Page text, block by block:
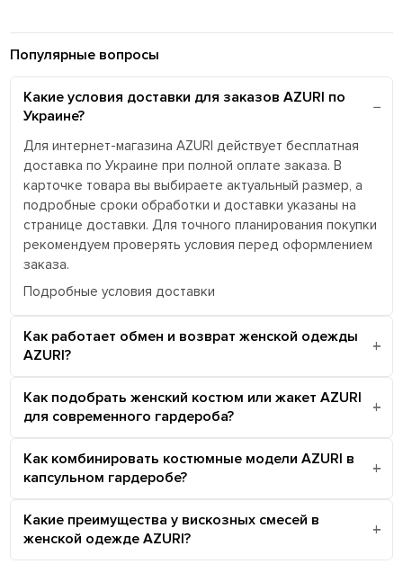
Популярные вопросы
Какие условия доставки для заказов AZURI по
Украине?
Для интернет-магазина AZURI действует бесплатная
доставка по Украине при полной оплате заказа. В
карточке товара вы выбираете актуальный размер, а
подробные сроки обработки и доставки указаны на
странице доставки. Для точного планирования покупки
рекомендуем проверять условия перед оформлением
заказа.
Подробные условия доставки
Как работает обмен и возврат женской одежды
AZURI?
Как подобрать женский костюм или жакет AZURI
для современного гардероба?
Как комбинировать костюмные модели AZURI в
капсульном гардеробе?
Какие преимущества у вискозных смесей в
женской одежде AZURI?